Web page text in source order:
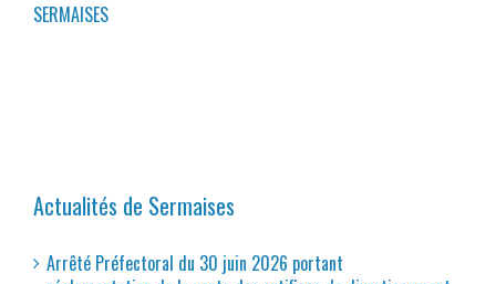
SERMAISES
Actualités de Sermaises
Arrêté Préfectoral du 30 juin 2026 portant